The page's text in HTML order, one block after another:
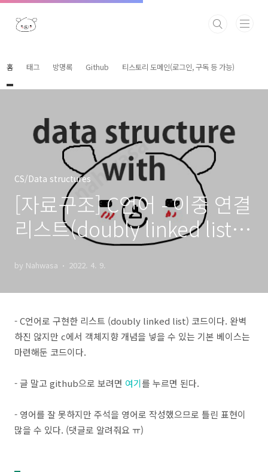
본문 바로가기
홈 태그 방명록 Github 티스토리 도메인(로그인, 구독 등 가능)
CS/Data structures
[자료구조] C언어 - 이중 연결
리스트(doubly linked list)
구현 - 객체지향
by Nahwasa 2022. 4. 9.
- C언어로 구현한 리스트 (doubly linked list) 코드이다. 완벽
하진 않지만 c에서 객체지향 개념을 넣을 수 있는 기본 베이스는
마련해둔 코드이다.
- 글 말고 github으로 보려면 여기를 누르면 된다.
- 영어를 잘 못하지만 주석을 영어로 작성했으므로 틀린 표현이
많을 수 있다. (댓글로 알려줘요 ㅠ)